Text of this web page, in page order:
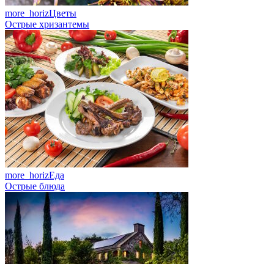
more_horizЦветы
Острые хризантемы
more_horizЕда
Острые блюда